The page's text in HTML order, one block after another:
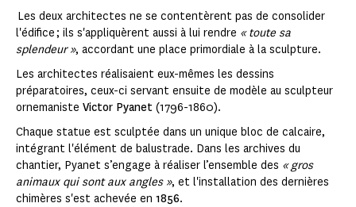
Les deux architectes ne se contentèrent pas de consolider
l'édifice ; ils s'appliquèrent aussi à lui rendre « toute sa
splendeur », accordant une place primordiale à la sculpture.
Les architectes réalisaient eux-mêmes les dessins
préparatoires, ceux-ci servant ensuite de modèle au sculpteur
ornemaniste Victor Pyanet (1796-1860).
Chaque statue est sculptée dans un unique bloc de calcaire,
intégrant l'élément de balustrade. Dans les archives du
chantier, Pyanet s’engage à réaliser l’ensemble des « gros
animaux qui sont aux angles », et l'installation des dernières
chimères s'est achevée en 1856.